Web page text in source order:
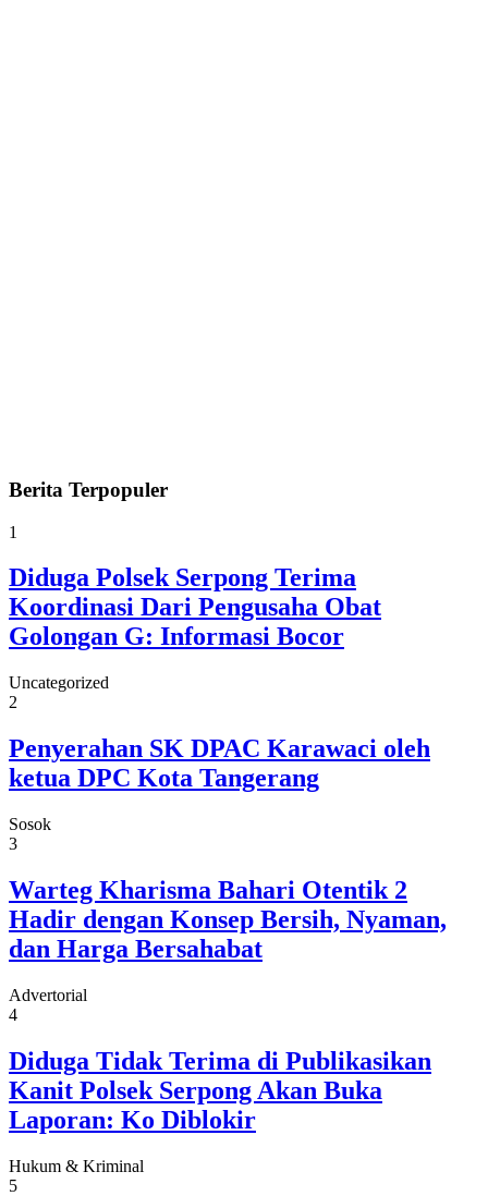
Berita Terpopuler
1
Diduga Polsek Serpong Terima
Koordinasi Dari Pengusaha Obat
Golongan G: Informasi Bocor
Uncategorized
2
Penyerahan SK DPAC Karawaci oleh
ketua DPC Kota Tangerang
Sosok
3
Warteg Kharisma Bahari Otentik 2
Hadir dengan Konsep Bersih, Nyaman,
dan Harga Bersahabat
Advertorial
4
Diduga Tidak Terima di Publikasikan
Kanit Polsek Serpong Akan Buka
Laporan: Ko Diblokir
Hukum & Kriminal
5